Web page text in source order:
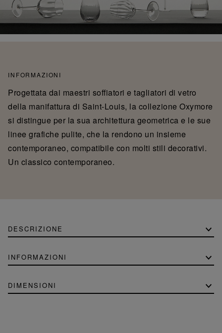
INFORMAZIONI
Progettata dai maestri soffiatori e tagliatori di vetro
della manifattura di Saint-Louis, la collezione Oxymore
si distingue per la sua architettura geometrica e le sue
linee grafiche pulite, che la rendono un insieme
contemporaneo, compatibile con molti stili decorativi.
Un classico contemporaneo.
DESCRIZIONE
INFORMAZIONI
DIMENSIONI